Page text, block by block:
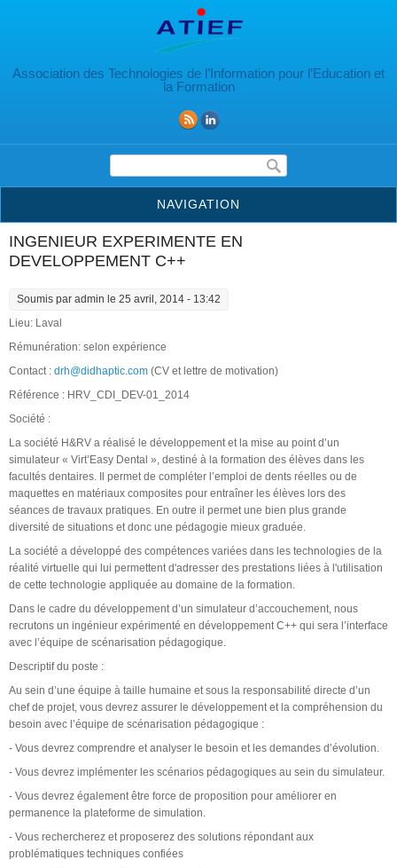
Association des Technologies de l’Information pour l’Education et
la Formation
Formulaire de recherche
NAVIGATION
INGENIEUR EXPERIMENTE EN
DEVELOPPEMENT C++
Soumis par admin le 25 avril, 2014 - 13:42
Lieu: Laval
Rémunération: selon expérience
Contact : drh@didhaptic.com (CV et lettre de motivation)
Référence : HRV_CDI_DEV-01_2014
Société :
La société H&RV a réalisé le développement et la mise au point d’un
simulateur « Virt’Easy Dental », destiné à la formation des élèves dans les
facultés dentaires. Il permet de compléter l’emploi de dents réelles ou de
maquettes en matériaux composites pour entraîner les élèves lors des
séances de travaux pratiques. En outre il permet une bien plus grande
diversité de situations et donc une pédagogie mieux graduée.
La société a développé des compétences variées dans les technologies de la
réalité virtuelle qui lui permettent d'adresser des prestations liées à l'utilisation
de cette technologie appliquée au domaine de la formation.
Dans le cadre du développement d’un simulateur d’accouchement, nous
recrutons un ingénieur expérimenté en développement C++ qui sera l’interface
avec l’équipe de scénarisation pédagogique.
Descriptif du poste :
Au sein d’une équipe à taille humaine et sous la responsabilité directe d’un
chef de projet, vous devrez assurer le développement et la compréhension du
besoin avec l’équipe de scénarisation pédagogique :
- Vous devrez comprendre et analyser le besoin et les demandes d’évolution.
- Vous devrez implémenter les scénarios pédagogiques au sein du simulateur.
- Vous devrez également être force de proposition pour améliorer en
permanence la plateforme de simulation.
- Vous rechercherez et proposerez des solutions répondant aux
problématiques techniques confiées